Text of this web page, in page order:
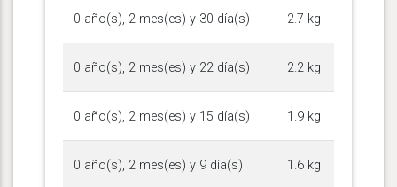
0 año(s), 2 mes(es) y 30 día(s) 2.7 kg
0 año(s), 2 mes(es) y 22 día(s) 2.2 kg
0 año(s), 2 mes(es) y 15 día(s) 1.9 kg
0 año(s), 2 mes(es) y 9 día(s) 1.6 kg